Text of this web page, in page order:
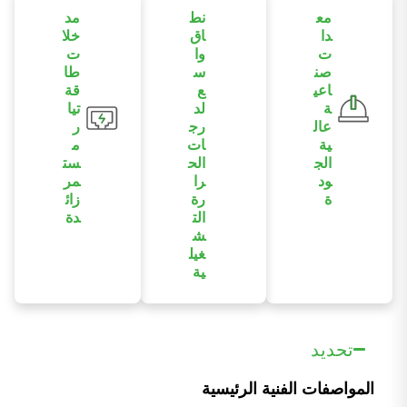
بما في ذلك
snooping و
port mirroring
للتحكم المرن في
الصناعية بما في
وMSTP لتعزيز
توافر الشبكة.
وTelnet، ووحدة
التحكم التسلسلية
لتبسيط عملية
التكوين والصيانة.
مع
دا
ت
صن
اعي
ة
عال
ية
الج
ود
ة
متين من
المصبوب لضمان
في البيئات
نط
اق
وا
س
ع
لد
رج
ات
الح
را
رة
الت
ش
غيل
ية
مد
خلا
ت
طا
قة
تيا
ر
م
ست
مر
زائ
دة
المزدوجة
تحديد
المواصفات الفنية الرئيسية